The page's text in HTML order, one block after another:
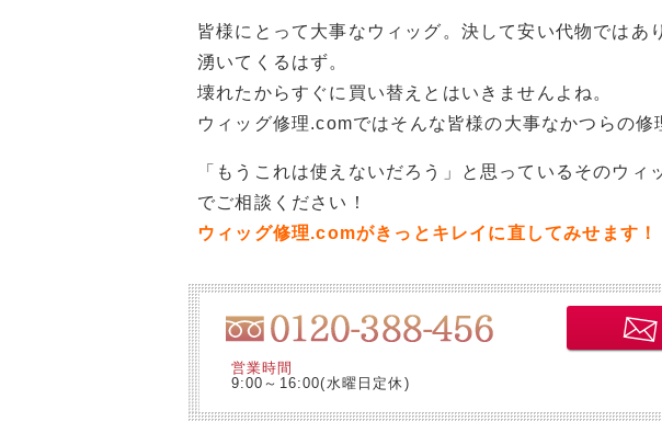
皆様にとって大事なウィッグ。決して安い代物ではあ
湧いてくるはず。
壊れたからすぐに買い替えとはいきませんよね。
ウィッグ修理.comではそんな皆様の大事なかつらの修
「もうこれは使えないだろう」と思っているそのウィ
でご相談ください！
ウィッグ修理.comがきっとキレイに直してみせます！
営業時間
9:00～16:00(水曜日定休)